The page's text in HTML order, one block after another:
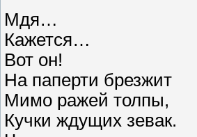
Мдя…
Кажется…
Вот он!
На паперти брезжит
Мимо ражей толпы,
Кучки ждущих зевак.